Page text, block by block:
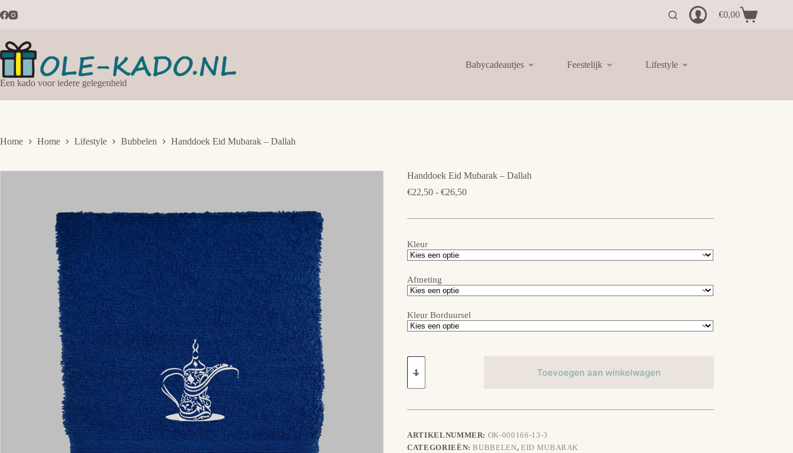
naar
Winkelwagen
€0,00
Een kado voor iedere gelegenheid
Babycadeautjes Feestelijk Lifestyle
Home Home Lifestyle Bubbelen Handdoek Eid Mubarak – Dallah
Handdoek Eid Mubarak – Dallah
€22,50 - €26,50Prijsklasse:
Kleur
Afmeting
Kleur Borduursel
Handdoek
Eid
-
aantal
Toevoegen aan winkelwagen
ARTIKELNUMMER: OK-000166-13-3
CATEGORIEËN:BUBBELEN, EID MUBARAK